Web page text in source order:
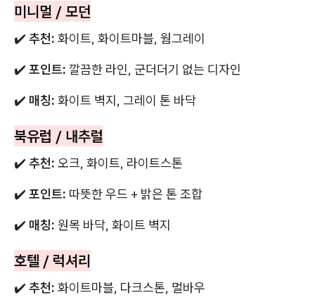
미니멀 / 모던
✔️ 추천: 화이트, 화이트마블, 웜그레이
✔️ 포인트: 깔끔한 라인, 군더더기 없는 디자인
✔️ 매칭: 화이트 벽지, 그레이 톤 바닥
북유럽 / 내추럴
✔️ 추천: 오크, 화이트, 라이트스톤
✔️ 포인트: 따뜻한 우드 + 밝은 톤 조합
✔️ 매칭: 원목 바닥, 화이트 벽지
호텔 / 럭셔리
✔️ 추천: 화이트마블, 다크스톤, 멀바우